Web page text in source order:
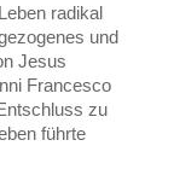
radikal
und
Jesus
Francesco
zu
führte